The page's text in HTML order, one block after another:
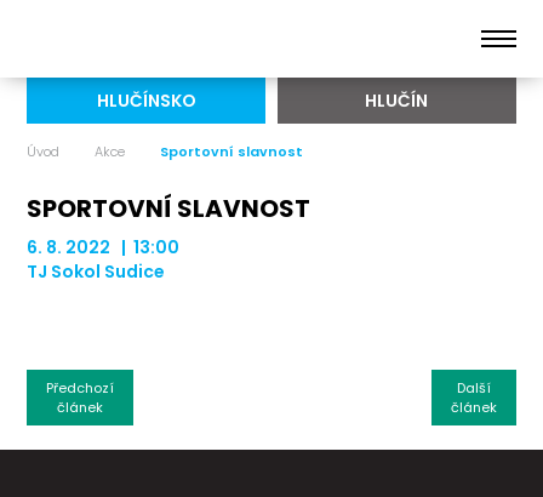
HLUČÍNSKO HLUČÍN
Úvod Akce Sportovní slavnost
SPORTOVNÍ SLAVNOST
6. 8. 2022 | 13:00
TJ Sokol Sudice
Další
článek
Předchozí
článek